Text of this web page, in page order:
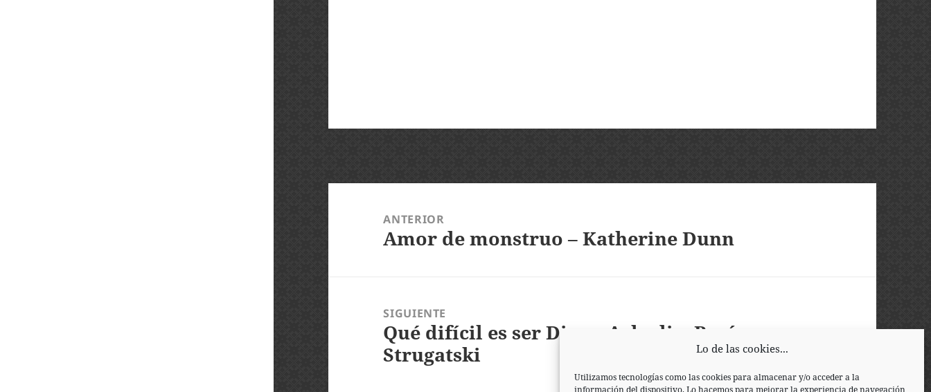
Lo de las cookies...
Utilizamos tecnologías como las cookies para almacenar y/o acceder a la
información del dispositivo. Lo hacemos para mejorar la experiencia de navegación
entradas
ANTERIOR
Entrada
Amor de monstruo – Katherine Dunn
SIGUIENTE
Entrada
siguiente:
Qué difícil es ser Dios – Arkadi y Borís
Strugatski